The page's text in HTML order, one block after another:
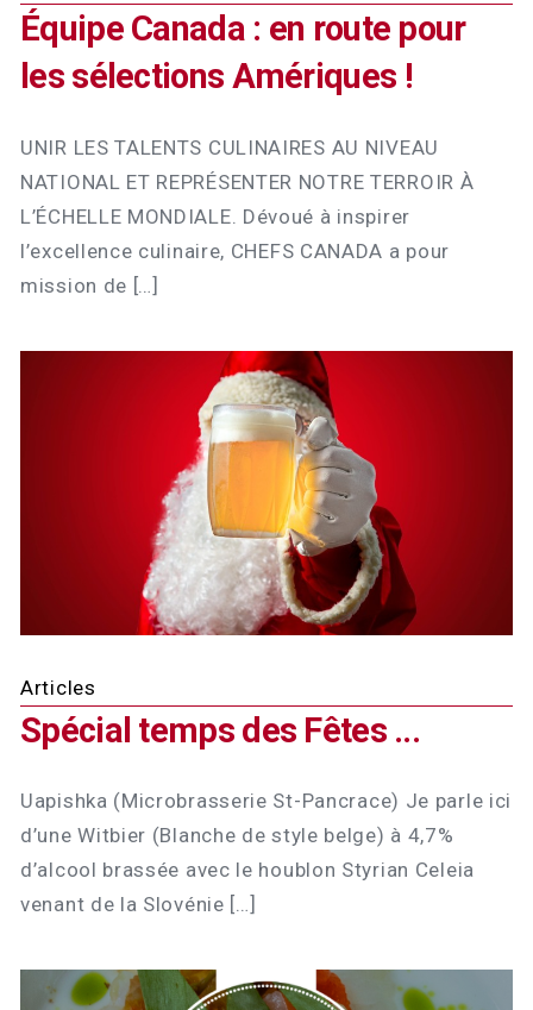
Équipe Canada : en route pour
les sélections Amériques !
UNIR LES TALENTS CULINAIRES AU NIVEAU
NATIONAL ET REPRÉSENTER NOTRE TERROIR À
L’ÉCHELLE MONDIALE. Dévoué à inspirer
l’excellence culinaire, CHEFS CANADA a pour
mission de […]
Articles
Spécial temps des Fêtes ...
Uapishka (Microbrasserie St-Pancrace) Je parle ici
d’une Witbier (Blanche de style belge) à 4,7%
d’alcool brassée avec le houblon Styrian Celeia
venant de la Slovénie […]